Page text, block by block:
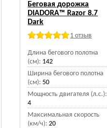
Беговая дорожка
DIADORA™ Razor 8.7
Dark
1 отзыв
Длина бегового полотна
(см): 142
Ширина бегового полотна
(см): 50
Мощность двигателя (л.с.):
4
Максимальная скорость
(км/ч): 20